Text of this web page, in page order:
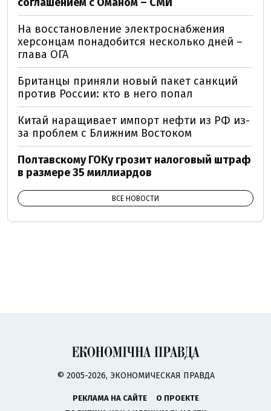
На восстановление электроснабжения
херсонцам понадобится несколько дней –
глава ОГА
Британцы приняли новый пакет санкций
против России: кто в него попал
Китай наращивает импорт нефти из РФ из-
за проблем с Ближним Востоком
Полтавскому ГОКу грозит налоговый штраф
в размере 35 миллиардов
ВСЕ НОВОСТИ
© 2005-2026, ЭКОНОМИЧЕСКАЯ ПРАВДА
РЕКЛАМА НА САЙТЕ
О ПРОЕКТЕ